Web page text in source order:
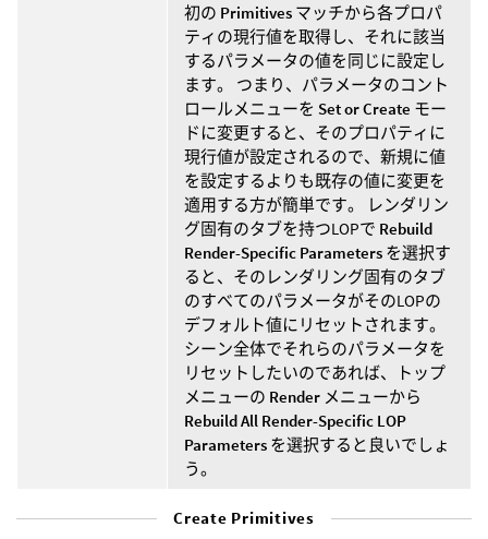
初の Primitives マッチから各プロパ
ティの現行値を取得し、それに該当
するパラメータの値を同じに設定し
ます。 つまり、パラメータのコント
ロールメニューを Set or Create モー
ドに変更すると、そのプロパティに
現行値が設定されるので、新規に値
を設定するよりも既存の値に変更を
適用する方が簡単です。 レンダリン
グ固有のタブを持つLOPで Rebuild
Render-Specific Parameters を選択す
ると、そのレンダリング固有のタブ
のすべてのパラメータがそのLOPの
デフォルト値にリセットされます。
シーン全体でそれらのパラメータを
リセットしたいのであれば、トップ
メニューの Render メニューから
Rebuild All Render-Specific LOP
Parameters を選択すると良いでしょ
う。
Create Primitives